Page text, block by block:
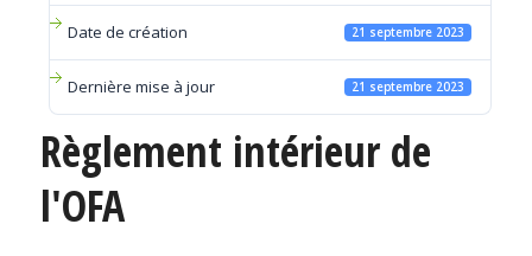
Date de création 21 septembre 2023
Dernière mise à jour 21 septembre 2023
Règlement intérieur de
l'OFA